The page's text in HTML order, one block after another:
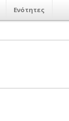
Ενότητες